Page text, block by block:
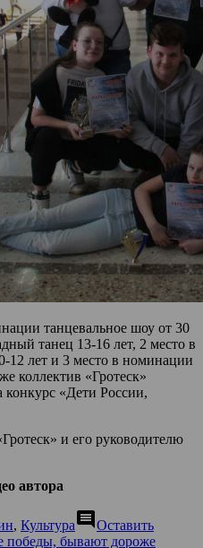
танцевальное шоу от 30
танец 13-16 лет, 2 место в
12 лет и 3 место в номинации
коллектив «Гротеск»
«Дети России,
и его руководителю
автора
, Культураcomment Оставить
победы, бывают дороже